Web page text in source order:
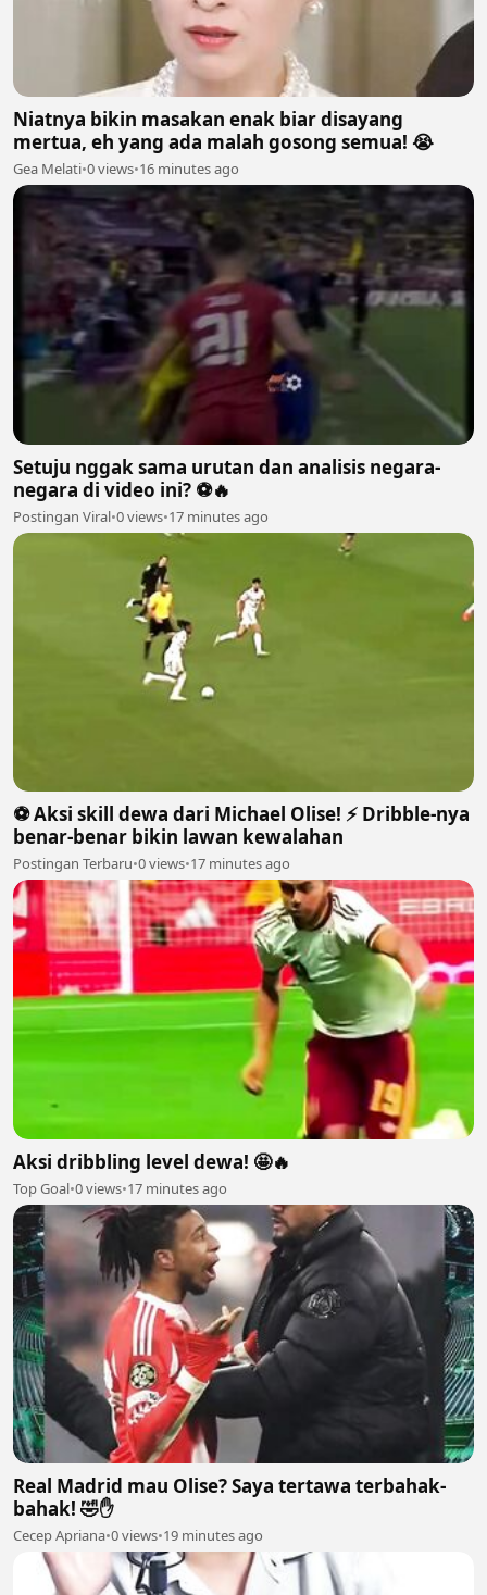
Niatnya bikin masakan enak biar disayang
mertua, eh yang ada malah gosong semua! 😭
Gea Melati•0 views•16 minutes ago
Setuju nggak sama urutan dan analisis negara-
negara di video ini? ⚽🔥
Postingan Viral•0 views•17 minutes ago
⚽️ Aksi skill dewa dari Michael Olise! ⚡️ Dribble-nya
benar-benar bikin lawan kewalahan
Postingan Terbaru•0 views•17 minutes ago
Aksi dribbling level dewa! 🤩🔥
Top Goal•0 views•17 minutes ago
Real Madrid mau Olise? Saya tertawa terbahak-
bahak! 🤣✋
Cecep Apriana•0 views•19 minutes ago